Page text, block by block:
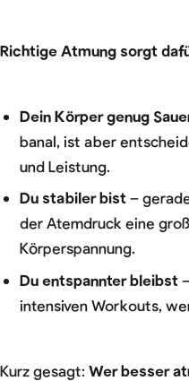
Richtige Atmung sorgt
Dein Körper genug
banal, ist aber
und Leistung.
Du stabiler bist –
der Atemdruck eine
Körperspannung.
Du entspannter bleibst
intensiven Workouts,
Kurz gesagt: Wer besser